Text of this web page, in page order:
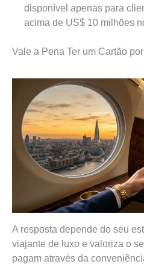
disponível apenas para
acima de US$ 10 milhões
Vale a Pena Ter um Cartão
A resposta depende do seu
viajante de luxo e valoriza o
pagam através da